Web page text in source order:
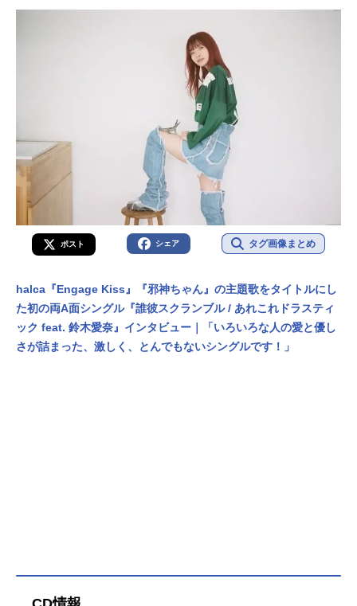
ポスト シェア タグ画像まとめ
halca『Engage Kiss』『邪神ちゃん』の主題歌をタイトルにし
た初の両A面シングル『誰彼スクランブル / あれこれドラスティ
ック feat. 鈴木愛奈』インタビュー｜「いろいろな人の愛と優し
さが詰まった、激しく、とんでもないシングルです！」